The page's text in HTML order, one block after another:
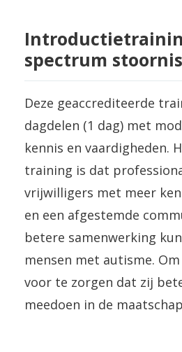
spectrum stoornis
Deze geaccrediteerde
dagdelen (1 dag) met
kennis en vaardigheden.
training is dat
vrijwilligers met meer
en een afgestemde
betere samenwerking
mensen met autisme.
voor te zorgen dat zij
meedoen in de